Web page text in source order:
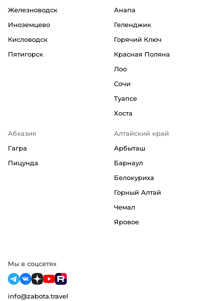
Железноводск
Иноземцево
Кисловодск
Пятигорск
Анапа
Геленджик
Горячий Ключ
Красная Поляна
Лоо
Сочи
Туапсе
Хоста
Абхазия
Гагра
Пицунда
Алтайский край
Арбыташ
Барнаул
Белокуриха
Горный Алтай
Чемал
Яровое
info@zabota.travel
Мы в соцсетях